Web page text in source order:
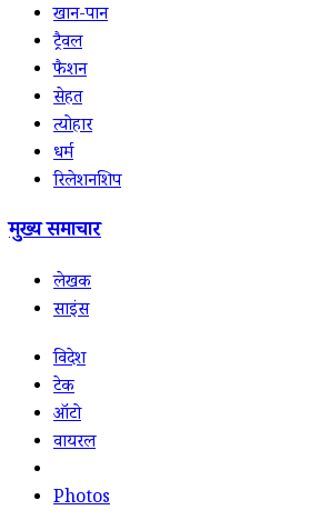
खान-पान
ट्रैवल
फैशन
सेहत
त्योहार
धर्म
रिलेशनशिप
मुख्य समाचार
लेखक
साइंस
विदेश
टेक
ऑटो
वायरल
Photos